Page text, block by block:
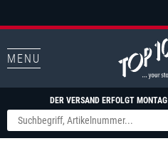
MENU
DER VERSAND ERFOLGT MONTAG